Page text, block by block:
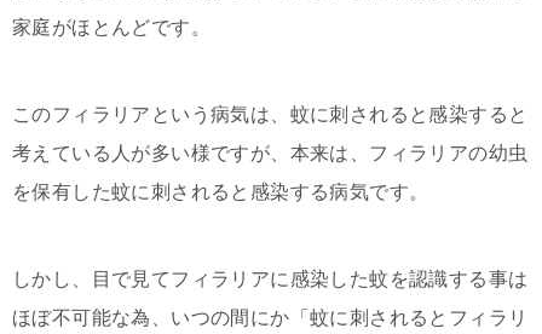
家庭がほとんどです。
このフィラリアという病気は、蚊に刺されると感染すると
考えている人が多い様ですが、本来は、フィラリアの幼虫
を保有した蚊に刺されると感染する病気です。
しかし、目で見てフィラリアに感染した蚊を認識する事は
ほぼ不可能な為、いつの間にか「蚊に刺されるとフィラリ